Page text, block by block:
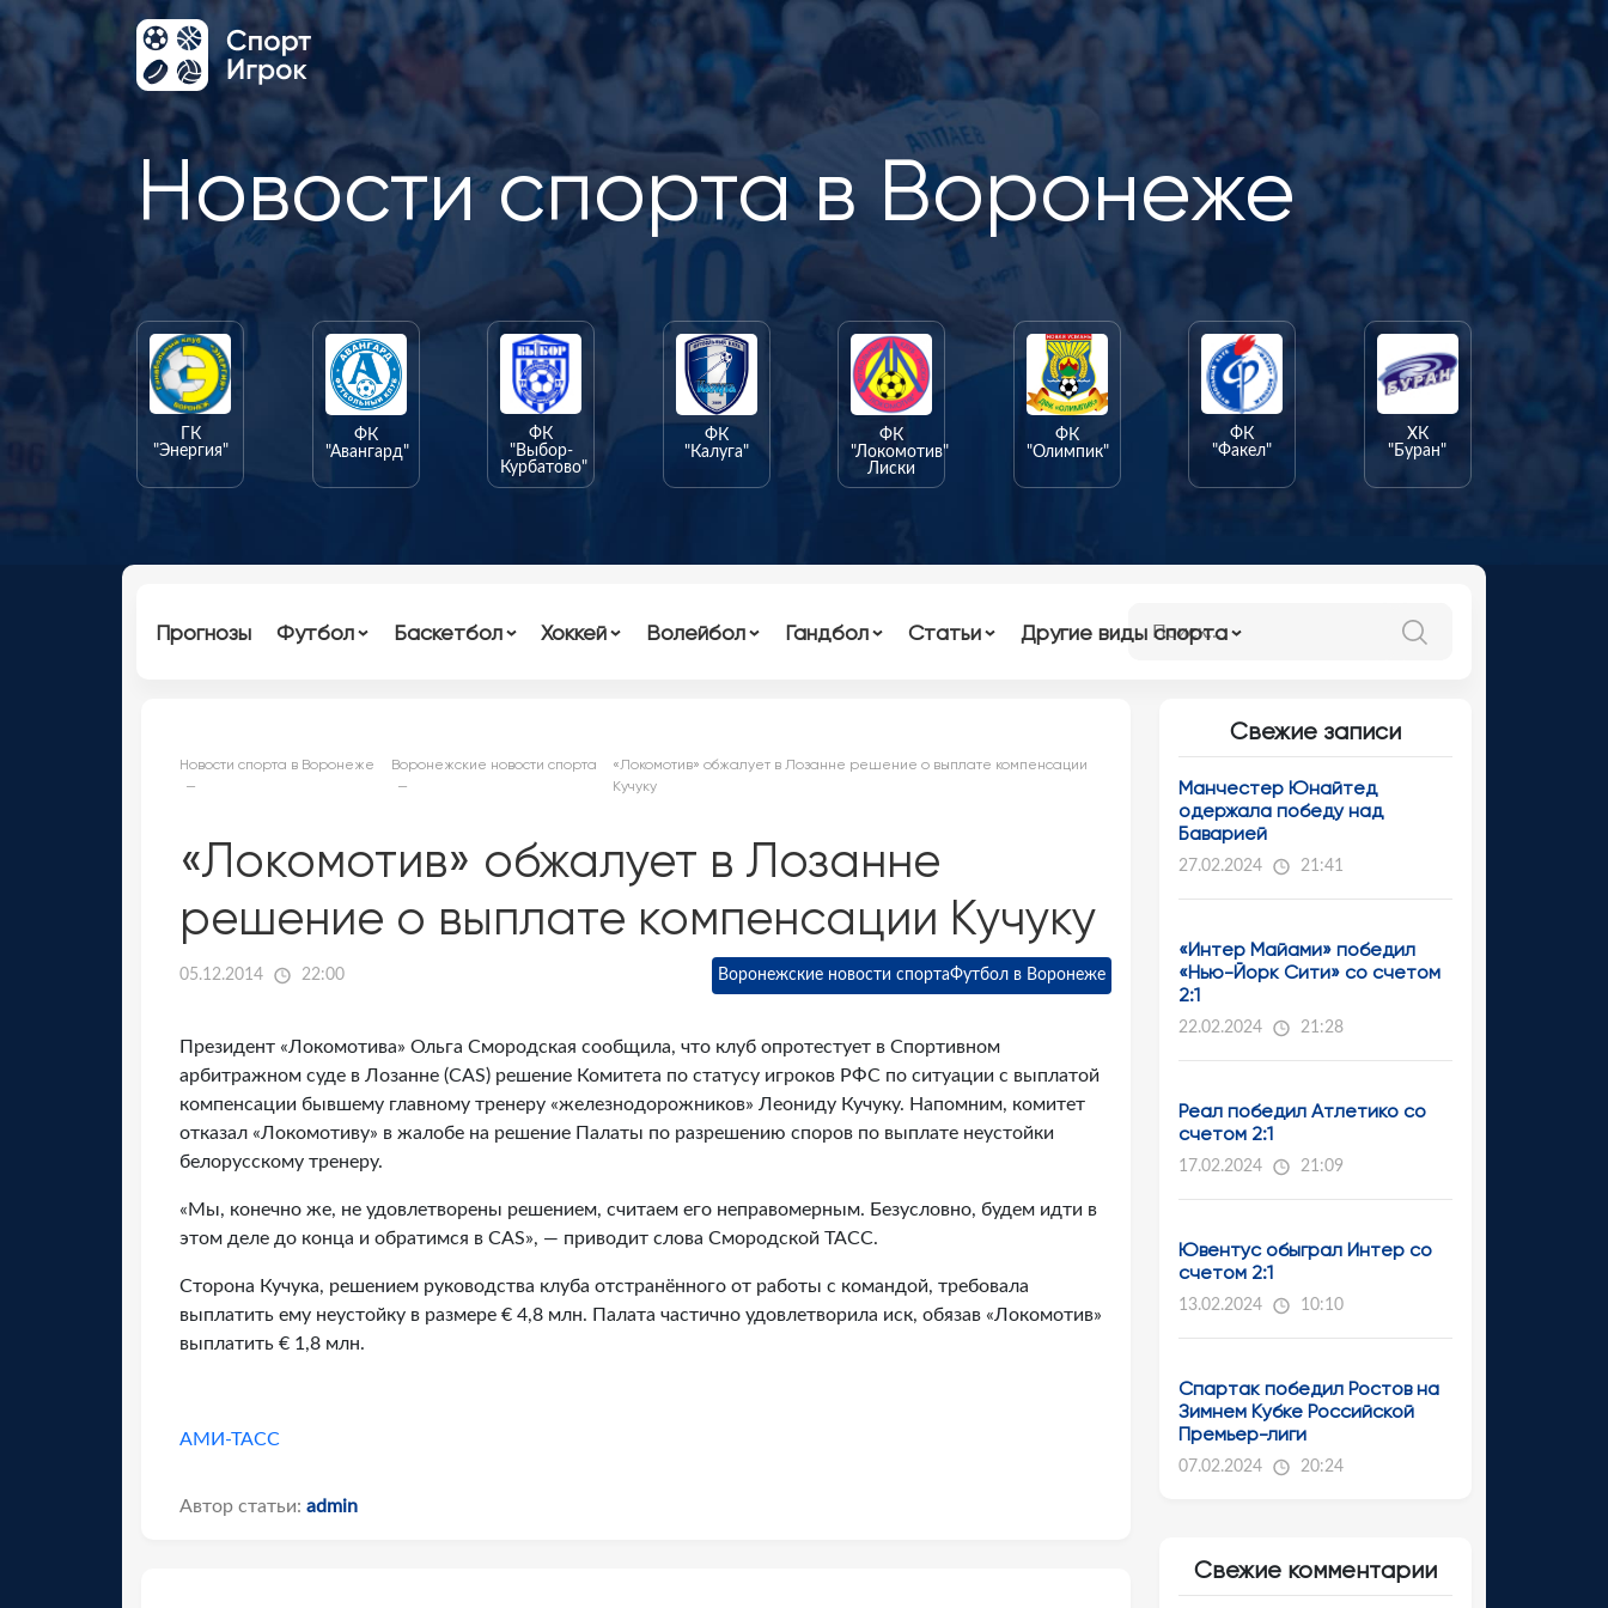
Новости спорта в Воронеже
ГК
"Энергия"
ФК
"Авангард"
ФК
"Выбор-
Курбатово"
ФК
"Калуга"
ФК
"Локомотив"
Лиски
ФК
"Олимпик"
ФК
"Факел"
ХК
"Буран"
Прогнозы Футбол Баскетбол Хоккей Волейбол Гандбол Статьи Другие виды спорта
Новости спорта в Воронеже Воронежские новости спорта
«Локомотив» обжалует в Лозанне решение о выплате компенсации
Кучуку
«Локомотив» обжалует в Лозанне
решение о выплате компенсации Кучуку
05.12.2014 22:00 Воронежские новости спортаФутбол в Воронеже
Президент «Локомотива» Ольга Смородская сообщила, что клуб опротестует в Спортивном
арбитражном суде в Лозанне (CAS) решение Комитета по статусу игроков РФС по ситуации с выплатой
компенсации бывшему главному тренеру «железнодорожников» Леониду Кучуку. Напомним, комитет
отказал «Локомотиву» в жалобе на решение Палаты по разрешению споров по выплате неустойки
белорусскому тренеру.
«Мы, конечно же, не удовлетворены решением, считаем его неправомерным. Безусловно, будем идти в
этом деле до конца и обратимся в CAS», — приводит слова Смородской ТАСС.
Сторона Кучука, решением руководства клуба отстранённого от работы с командой, требовала
выплатить ему неустойку в размере € 4,8 млн. Палата частично удовлетворила иск, обязав «Локомотив»
выплатить € 1,8 млн.
АМИ-ТАСС
Автор статьи: admin
Свежие записи
Манчестер Юнайтед
одержала победу над
Баварией
27.02.2024 21:41
«Интер Майами» победил
«Нью-Йорк Сити» со счетом
2:1
22.02.2024 21:28
Реал победил Атлетико со
счетом 2:1
17.02.2024 21:09
Ювентус обыграл Интер со
счетом 2:1
13.02.2024 10:10
Спартак победил Ростов на
Зимнем Кубке Российской
Премьер-лиги
07.02.2024 20:24
Свежие комментарии